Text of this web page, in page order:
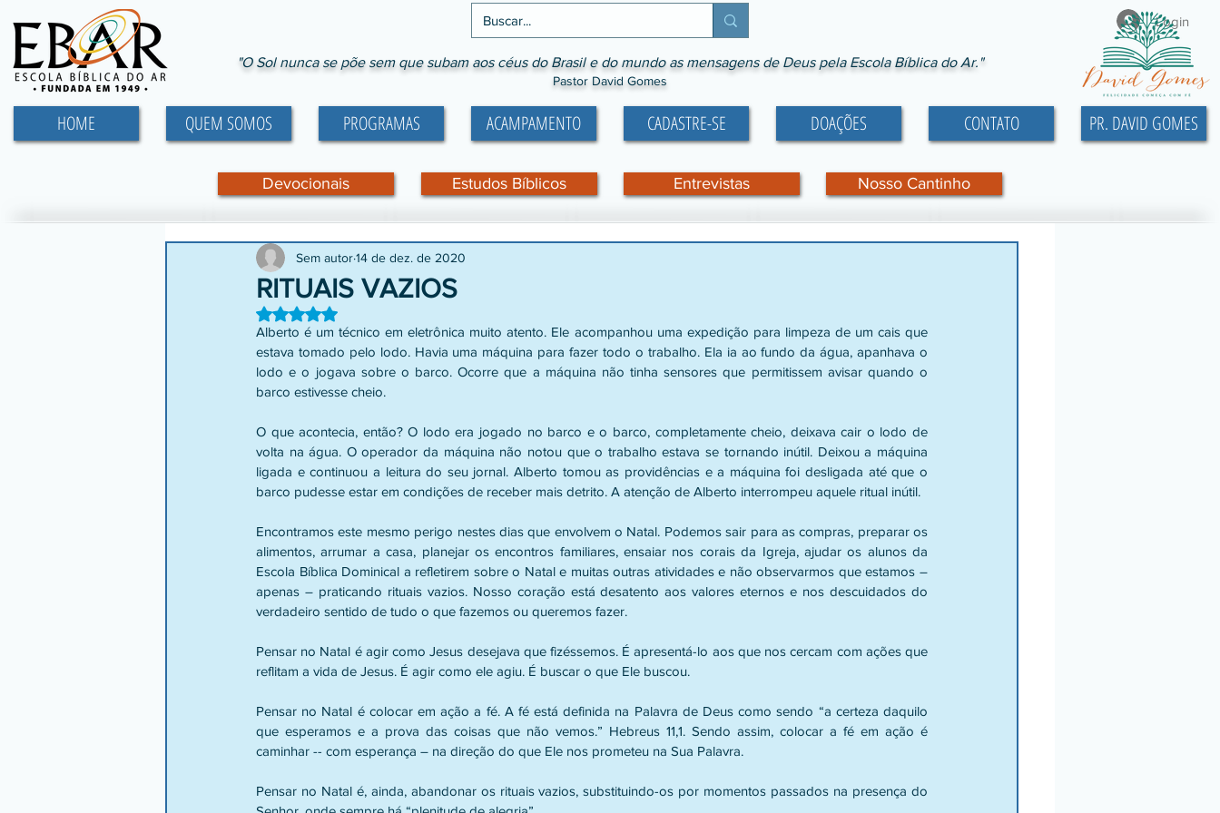
Login
"O Sol nunca se põe sem que subam aos céus do Brasil e do mundo as mensagens de Deus pela Escola Bíblica do Ar."
Pastor David Gomes
HOME QUEM SOMOS PROGRAMAS ACAMPAMENTO CADASTRE-SE DOAÇÕES CONTATO PR. DAVID GOMES
Devocionais Estudos Bíblicos Entrevistas Nosso Cantinho
RITUAIS VAZIOS
Sem autor14 de dez. de 2020
Avaliado com NaN de 5 estrelas.
Alberto é um técnico em eletrônica muito atento. Ele acompanhou uma expedição para limpeza de um cais que
estava tomado pelo lodo. Havia uma máquina para fazer todo o trabalho. Ela ia ao fundo da água, apanhava o
lodo e o jogava sobre o barco. Ocorre que a máquina não tinha sensores que permitissem avisar quando o
barco estivesse cheio.
O que acontecia, então? O lodo era jogado no barco e o barco, completamente cheio, deixava cair o lodo de
volta na água. O operador da máquina não notou que o trabalho estava se tornando inútil. Deixou a máquina
ligada e continuou a leitura do seu jornal. Alberto tomou as providências e a máquina foi desligada até que o
barco pudesse estar em condições de receber mais detrito. A atenção de Alberto interrompeu aquele ritual inútil.
Encontramos este mesmo perigo nestes dias que envolvem o Natal. Podemos sair para as compras, preparar os
alimentos, arrumar a casa, planejar os encontros familiares, ensaiar nos corais da Igreja, ajudar os alunos da
Escola Bíblica Dominical a refletirem sobre o Natal e muitas outras atividades e não observarmos que estamos –
apenas – praticando rituais vazios. Nosso coração está desatento aos valores eternos e nos descuidados do
verdadeiro sentido de tudo o que fazemos ou queremos fazer.
Pensar no Natal é agir como Jesus desejava que fizéssemos. É apresentá-lo aos que nos cercam com ações que
reflitam a vida de Jesus. É agir como ele agiu. É buscar o que Ele buscou.
Pensar no Natal é colocar em ação a fé. A fé está definida na Palavra de Deus como sendo “a certeza daquilo
que esperamos e a prova das coisas que não vemos.” Hebreus 11,1. Sendo assim, colocar a fé em ação é
caminhar -- com esperança – na direção do que Ele nos prometeu na Sua Palavra.
Pensar no Natal é, ainda, abandonar os rituais vazios, substituindo-os por momentos passados na presença do